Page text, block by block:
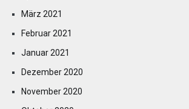
März 2021
Februar 2021
Januar 2021
Dezember 2020
November 2020